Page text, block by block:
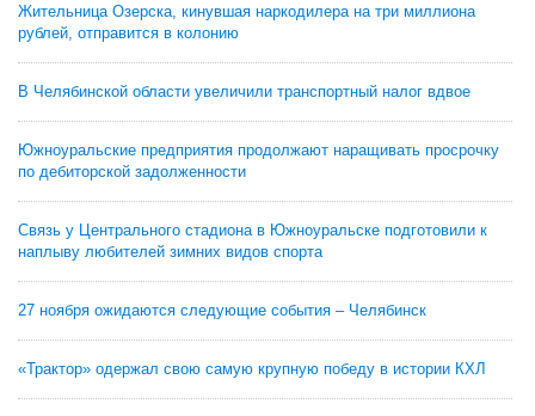
Жительница Озерска, кинувшая наркодилера на три миллиона
рублей, отправится в колонию
В Челябинской области увеличили транспортный налог вдвое
Южноуральские предприятия продолжают наращивать просрочку
по дебиторской задолженности
Связь у Центрального стадиона в Южноуральске подготовили к
наплыву любителей зимних видов спорта
27 ноября ожидаются следующие события – Челябинск
«Трактор» одержал свою самую крупную победу в истории КХЛ